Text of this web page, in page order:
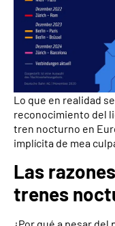
Lo que en realidad
reconocimiento del
tren nocturno en
implícita de mea
Las
trenes